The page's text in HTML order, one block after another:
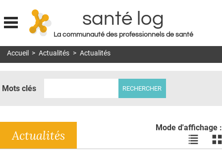
Jump to navigation
santé log
La communauté des professionnels de santé
MON COMPTE
DOSSIERS
RÉSEAUX
Accueil > Actualités > Actualités
Mots clés
Mode d'affichage :
Voir
les
les
Actualités